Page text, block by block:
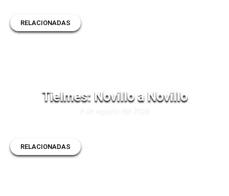
RELACIONADAS
Tielmes: Novillo a Novillo
RELACIONADAS